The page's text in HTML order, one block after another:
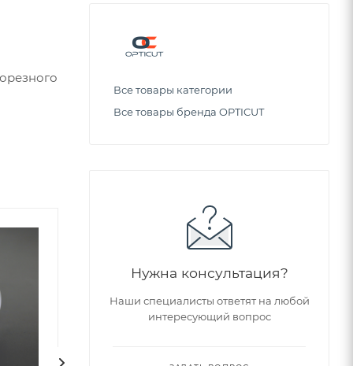
Все товары категории
Все товары бренда OPTICUT
Нужна консультация?
Наши специалисты ответят на любой
интересующий вопрос